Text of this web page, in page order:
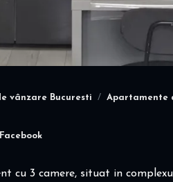
vânzare Bucuresti Apartamente
Facebook
cu 3 camere, situat in